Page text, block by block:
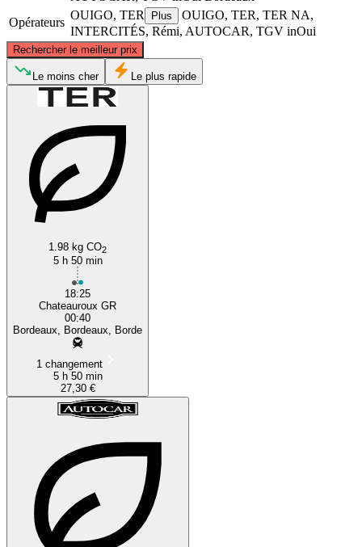
Opérateurs
OUIGO, TER Plus
OUIGO, TER, TER NA,
INTERCITÉS, Rémi, AUTOCAR, TGV inOui
Rechercher le meilleur prix
©CARTO, ©OpenStreetMap contributors
Le moins cher Le plus rapide
1.98 kg CO2
5 h 50 min
18:25
Chateauroux GR
00:40
Bordeaux, Bordeaux, Borde
1 changement
5 h 50 min
27,30 €